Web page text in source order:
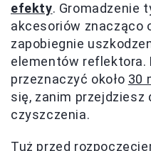
efekty. Gromadzenie
akcesoriów znacząco
zapobiegnie
elementów reflektora.
przeznaczyć około 30
się, zanim przejdziesz
czyszczenia.
Tuż przed